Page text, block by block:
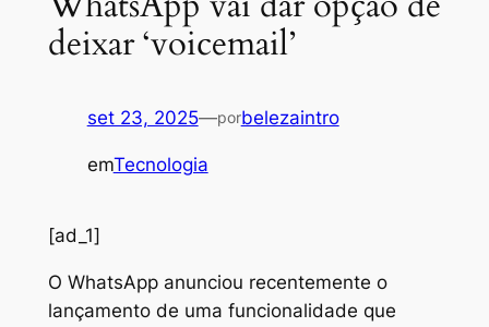
deixar ‘voicemail’
set 23, 2025—porbelezaintro
emTecnologia
[ad_1]
O WhatsApp anunciou recentemente o
lançamento de uma funcionalidade que